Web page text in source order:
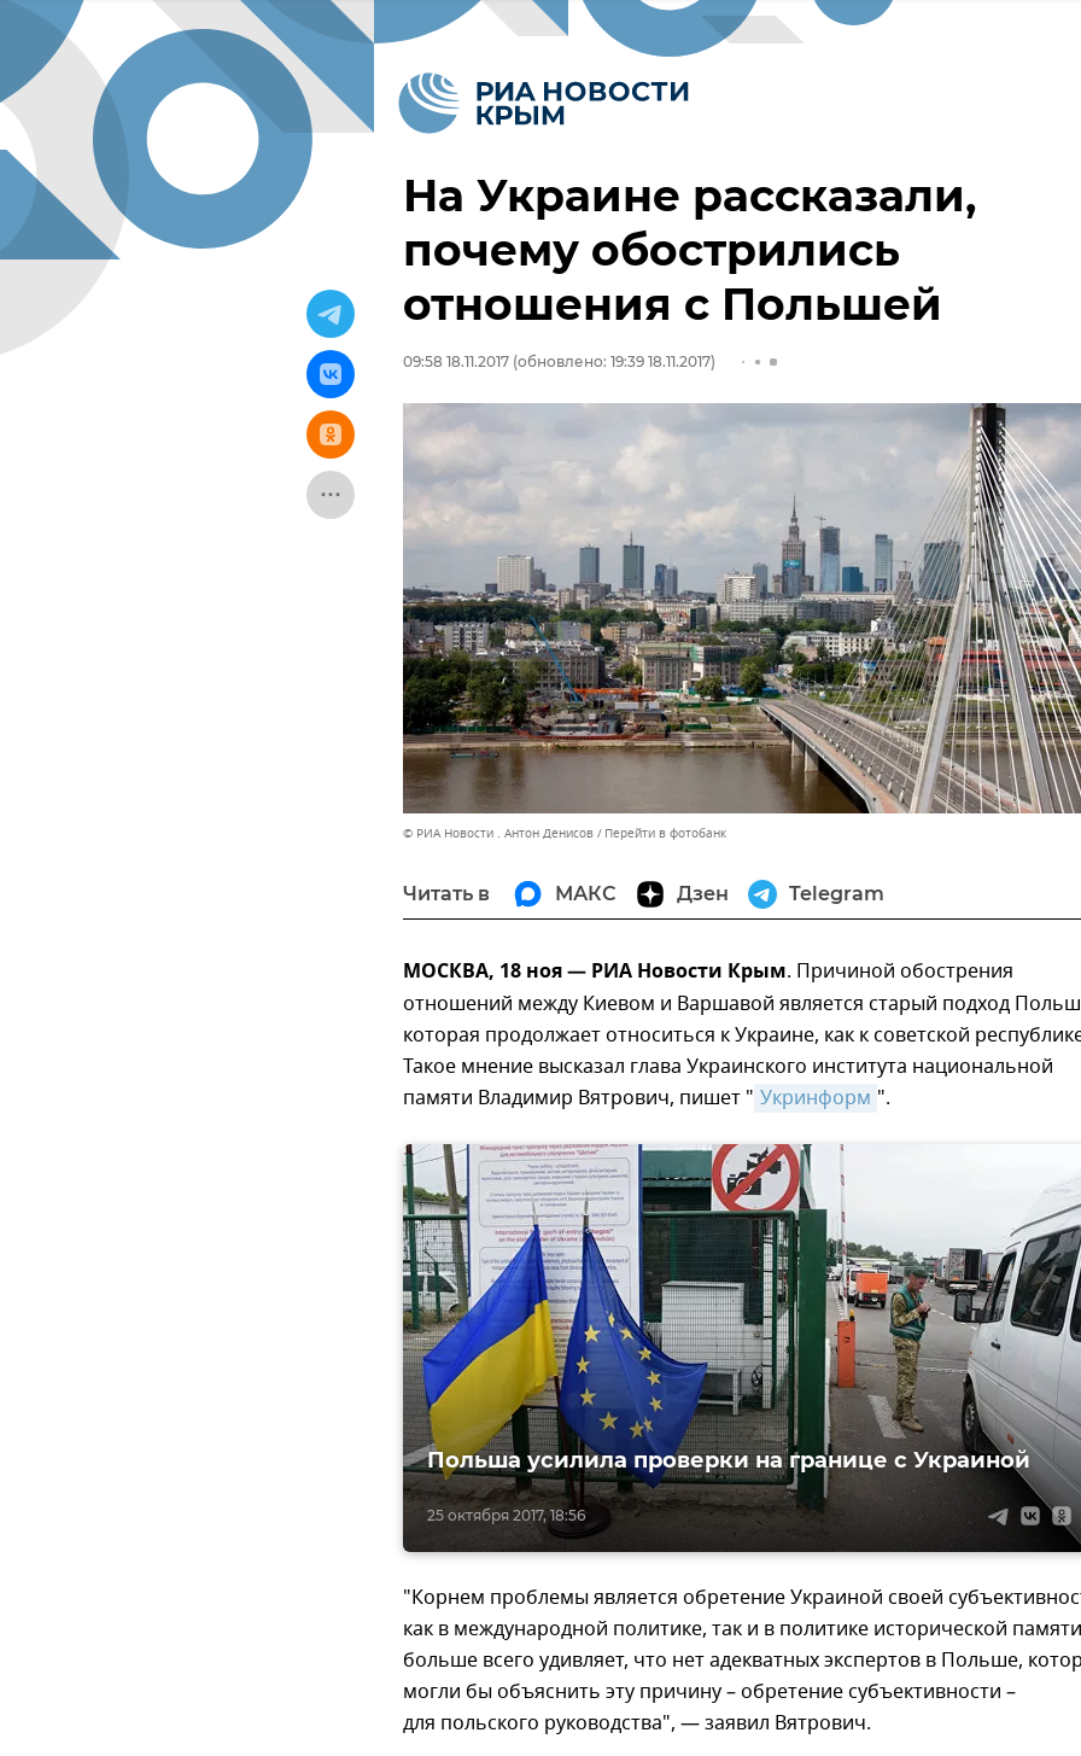
На Украине рассказали,
почему обострились
отношения с Польшей
09:58 18.11.2017 (обновлено: 19:39 18.11.2017)
© РИА Новости . Антон Денисов Перейти в фотобанк
Читать в МАКС Дзен Telegram
МОСКВА, 18 ноя — РИА Новости Крым. Причиной обострения
отношений между Киевом и Варшавой является старый подход
которая продолжает относиться к Украине, как к советской
Такое мнение высказал глава Украинского института национальной
памяти Владимир Вятрович, пишет " Укринформ ".
25 октября 2017, 18:56
Польша усилила проверки на границе с Украиной
"Корнем проблемы является обретение Украиной своей
как в международной политике, так и в политике исторической
больше всего удивляет, что нет адекватных экспертов в Польше,
могли бы объяснить эту причину – обретение субъективности –
для польского руководства", — заявил Вятрович.